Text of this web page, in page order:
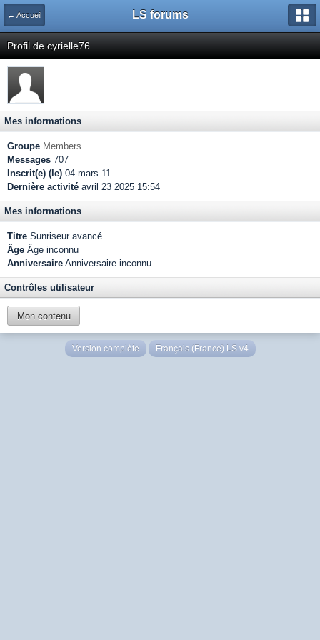
← Accueil LS forums
Profil de cyrielle76
Mes informations
Groupe Members
Messages 707
Inscrit(e) (le) 04-mars 11
Dernière activité avril 23 2025 15:54
Mes informations
Titre Sunriseur avancé
Âge Âge inconnu
Anniversaire Anniversaire inconnu
Contrôles utilisateur
Mon contenu
Version complète Français (France) LS v4